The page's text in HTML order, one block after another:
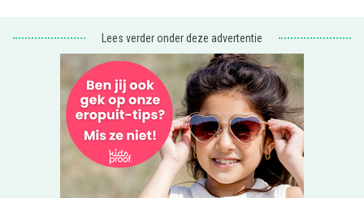
Lees verder onder deze advertentie